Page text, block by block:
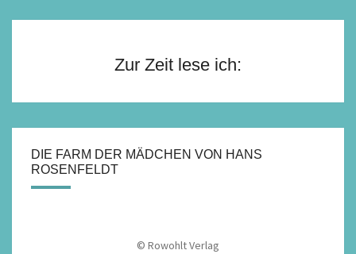
Zur Zeit lese ich:
DIE FARM DER MÄDCHEN VON HANS
ROSENFELDT
© Rowohlt Verlag